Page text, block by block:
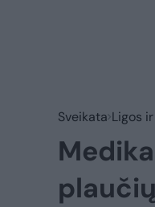
Sveikata Ligos